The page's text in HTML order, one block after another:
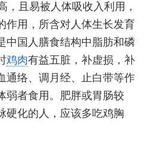
，且易被人体吸收入利用，
作用，所含对人体生长发育
中国人膳食结构中脂肪和磷
鸡肉有益五脏，补虚损，补
通络、调月经、止白带等作
弱者食用。肥胖或胃肠较
硬化的人，应该多吃鸡胸